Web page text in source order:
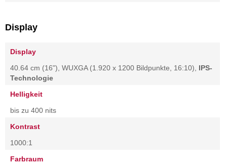
Display
Display
40.64 cm (16"), WUXGA (1.920 x 1200 Bildpunkte, 16:10), IPS-
Technologie
Helligkeit
bis zu 400 nits
Kontrast
1000:1
Farbraum